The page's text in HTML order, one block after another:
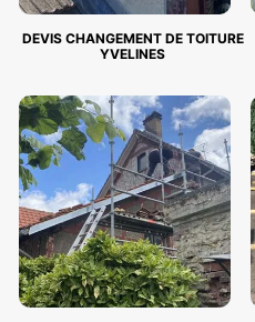
DEVIS CHANGEMENT DE TOITURE
YVELINES